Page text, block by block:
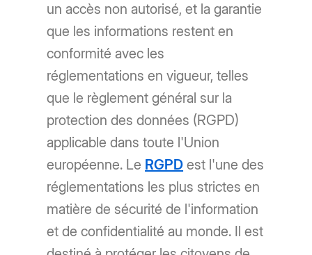
un accès non autorisé, et la garantie
que les informations restent en
conformité avec les
réglementations en vigueur, telles
que le règlement général sur la
protection des données (RGPD)
applicable dans toute l'Union
européenne. Le RGPD est l'une des
réglementations les plus strictes en
matière de sécurité de l'information
et de confidentialité au monde. Il est